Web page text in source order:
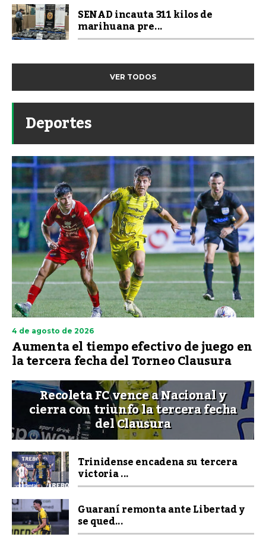
SENAD incauta 311 kilos de
marihuana pre...
VER TODOS
Deportes
4 de agosto de 2026
Aumenta el tiempo efectivo de juego en
la tercera fecha del Torneo Clausura
Recoleta FC vence a Nacional y
cierra con triunfo la tercera fecha
del Clausura
Trinidense encadena su tercera
victoria ...
Guaraní remonta ante Libertad y
se qued...